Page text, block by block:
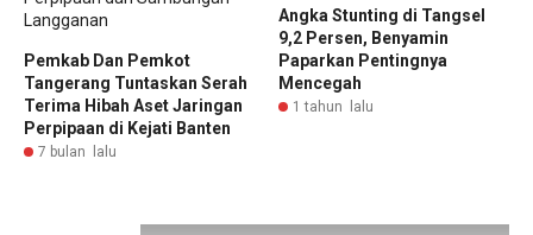
Pemkab Dan Pemkot
Tangerang Tuntaskan Serah
Terima Hibah Aset Jaringan
Perpipaan di Kejati Banten
7 bulan lalu
Angka Stunting di Tangsel
9,2 Persen, Benyamin
Paparkan Pentingnya
Mencegah
1 tahun lalu